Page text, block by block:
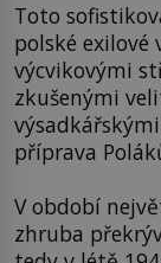
Toto
polské exilové
výcvikovými
zkušenými
příprava
V období
zhruba